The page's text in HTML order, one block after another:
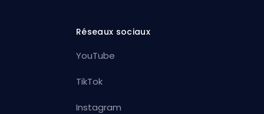
Réseaux sociaux
YouTube
TikTok
Instagram